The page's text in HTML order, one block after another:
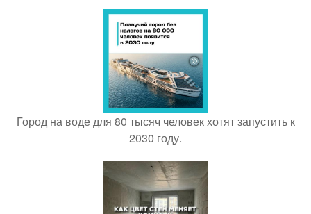
Город на воде для 80 тысяч человек хотят запустить к
2030 году.